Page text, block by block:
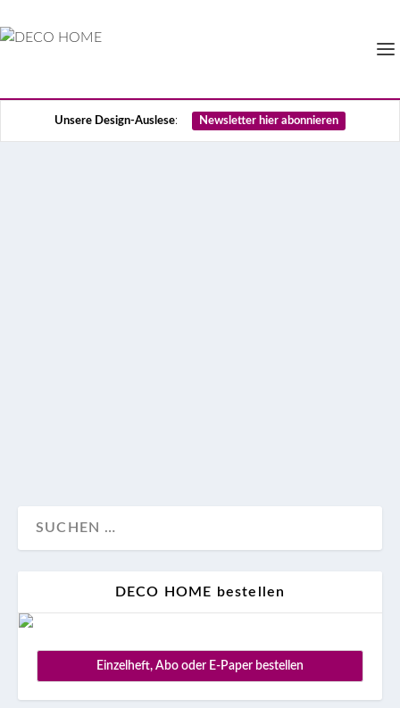
Unsere Design-Auslese: Newsletter hier abonnieren
DECO HOME bestellen
Einzelheft, Abo oder E-Paper bestellen